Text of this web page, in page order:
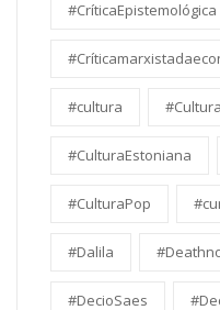
#CríticaEpistemológica
#cultura
#CulturaEstoniana
#CulturaPop
#Dalila
#DecioSaes